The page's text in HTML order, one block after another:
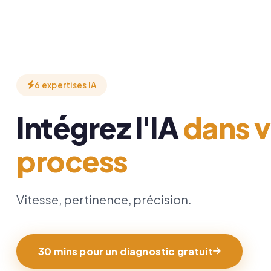
6 expertises IA
Intégrez l'IAdans
process
Vitesse, pertinence, précision.
30 mins pour un diagnostic gratuit